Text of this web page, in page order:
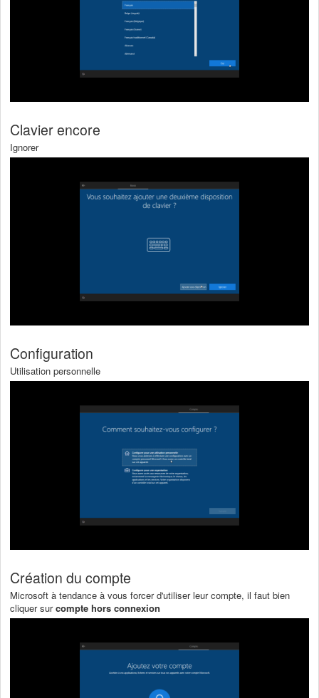
Clavier encore
Ignorer
Configuration
Utilisation personnelle
Création du compte
Microsoft à tendance à vous forcer d'utiliser leur compte, il faut bien
cliquer surcompte hors connexion